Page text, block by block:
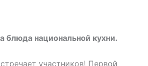
национальной кухни.
участников! Первой